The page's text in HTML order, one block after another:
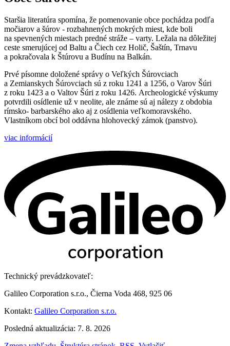
Staršia literatúra spomína, že pomenovanie obce pochádza podľa
močiarov a šúrov - rozbahnených mokrých miest, kde boli
na spevnených miestach predné stráže – varty. Ležala na dôležitej
ceste smerujúcej od Baltu a Čiech cez Holič, Šaštín, Trnavu
a pokračovala k Štúrovu a Budínu na Balkán.
Prvé písomne doložené správy o Veľkých Šúrovciach
a Zemianskych Šúrovciach sú z roku 1241 a 1256, o Varov Šúri
z roku 1423 a o Valtov Šúri z roku 1426. Archeologické výskumy
potvrdili osídlenie už v neolite, ale známe sú aj nálezy z obdobia
rímsko- barbarského ako aj z osídlenia veľkomoravského.
Vlastníkom obcí bol oddávna hlohovecký zámok (panstvo).
viac informácií
Technický prevádzkovateľ:
Galileo Corporation s.r.o., Čierna Voda 468, 925 06
Kontakt: Galileo Corporation s.r.o.
Posledná aktualizácia: 7. 8. 2026